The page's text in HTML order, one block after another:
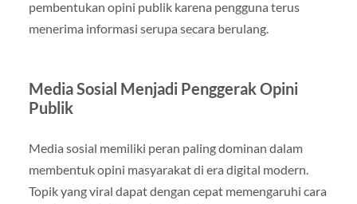
pembentukan opini publik karena pengguna terus
menerima informasi serupa secara berulang.
Media Sosial Menjadi Penggerak Opini
Publik
Media sosial memiliki peran paling dominan dalam
membentuk opini masyarakat di era digital modern.
Topik yang viral dapat dengan cepat memengaruhi cara